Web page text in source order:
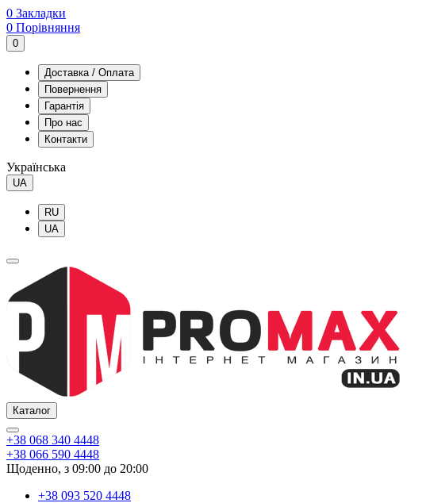
0 Закладки
0 Порівняння
0
Доставка / Оплата
Повернення
Гарантія
Про нас
Контакти
Українська
UA
RU
UA
Каталог
+38 068 340 4448
+38 066 590 4448
Щоденно, з 09:00 до 20:00
+38 093 520 4448